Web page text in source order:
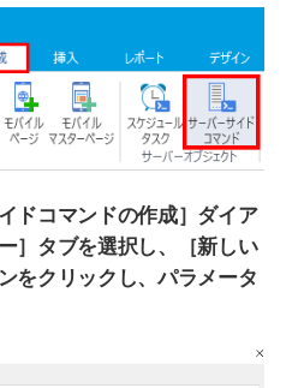
ドコマンドの作成］ダイア
］タブを選択し、［新しい
をクリックし、パラメータ